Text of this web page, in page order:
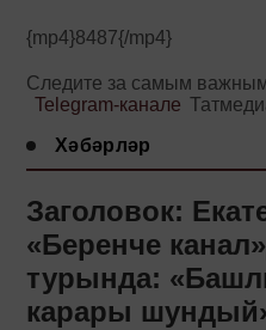
{mp4}8487{/mp4}
Следите за самым
Telegram-канале
Хәбәрләр
Заголовок:
«Беренче
турында:
карары